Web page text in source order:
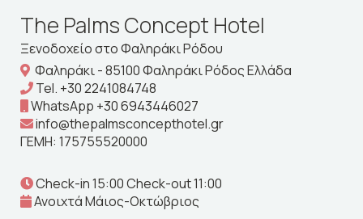
The Palms Concept Hotel
Ξενοδοχείο στο Φαληράκι Ρόδου
Φαληράκι - 85100 Φαληράκι Ρόδος Ελλάδα
Tel. +30 2241084748
WhatsApp +30 6943446027
info@thepalmsconcepthotel.gr
ΓΕΜΗ: 175755520000
Check-in 15:00 Check-out 11:00
Ανοιχτά Μάιος-Οκτώβριος